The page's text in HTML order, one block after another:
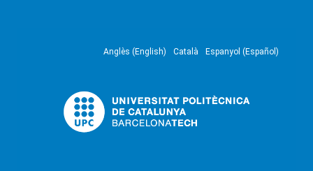
Anglès (English) Català Espanyol (Español)